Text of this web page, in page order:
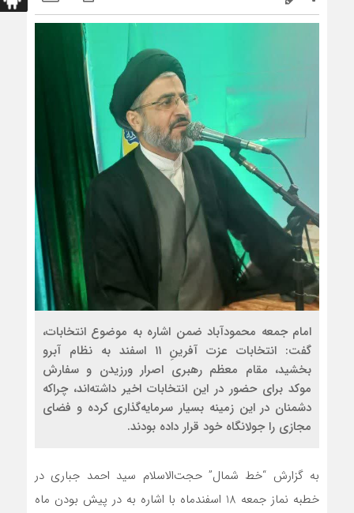
امام جمعه محمودآباد ضمن اشاره به موضوع انتخابات،
گفت: انتخابات عزت آفرینِ ۱۱ اسفند به نظام آبرو
بخشید، مقام معظم رهبری اصرار ورزیدن و سفارش
موکد برای حضور در این انتخابات اخیر داشته‌‎اند، چراکه
دشمنان در این زمینه بسیار سرمایه‌گذاری کرده و فضای
مجازی را جولانگاه خود قرار داده بودند.
به گزارش “خط شمال” حجت‌الاسلام سید احمد جباری در
خطبه نماز جمعه 18 اسفندماه با اشاره به در پیش بودن ماه